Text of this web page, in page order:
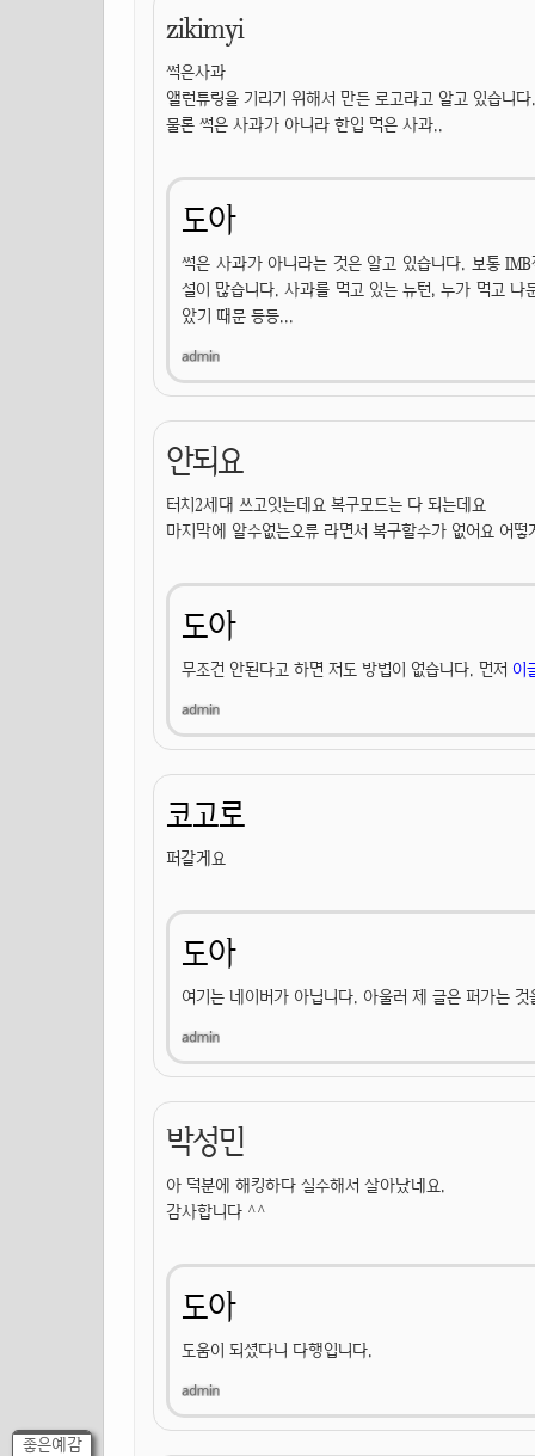
좋은예감
zikimyi
썩은사과
앨런튜링을 기리기 위해서 만든 로고라고 알고 있습니
물론 썩은 사과가 아니라 한입 먹은 사과..
도아
썩은 사과가 아니라는 것은 알고 있습니다. 보통
설이 많습니다. 사과를 먹고 있는 뉴턴, 누가 먹고
았기 때문 등등...
안되요
터치2세대 쓰고잇는데요 복구모드는 다 되는데요
마지막에 알수없는오류 라면서 복구할수가 없어요 어떻
도아
무조건 안된다고 하면 저도 방법이 없습니다. 먼저 이
코고로
퍼갈게요
도아
여기는 네이버가 아닙니다. 아울러 제 글은 퍼가는
박성민
아 덕분에 해킹하다 실수해서 살아났네요.
감사합니다 ^^
도아
도움이 되셨다니 다행입니다.